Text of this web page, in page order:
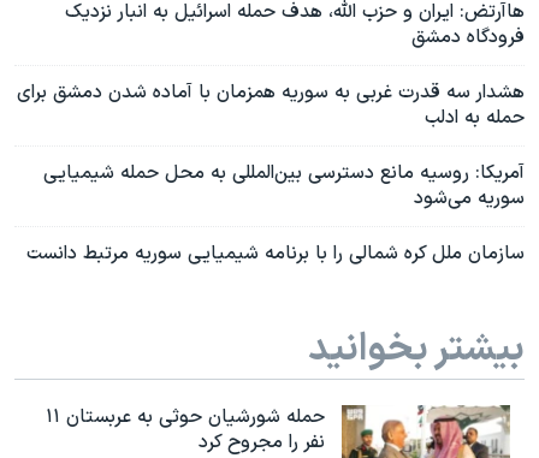
هاآرتض: ایران و حزب الله، هدف حمله اسرائیل به انبار نزدیک
فرودگاه دمشق
هشدار سه قدرت غربی به سوریه همزمان با آماده شدن دمشق برای
حمله به ادلب
آمریکا: روسیه مانع دسترسی بین‌‌المللی به محل حمله شیمیایی
سوریه می‌شود
سازمان ملل کره شمالی را با برنامه شیمیایی سوریه مرتبط دانست
بیشتر بخوانید
حمله شورشیان حوثی به عربستان ۱۱
نفر را مجروح کرد